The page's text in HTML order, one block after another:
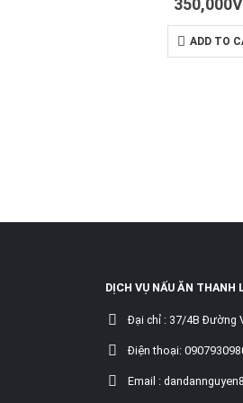
350,000
ADD TO
DỊCH VỤ NẤU ĂN THANH
Đại chỉ : 37/4B Đường
Điện thoại:
Email :